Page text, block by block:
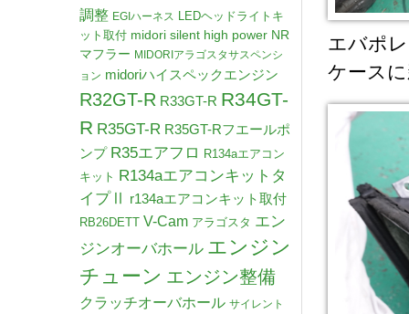
エバポ
ケース
調整 EGIハーネス LEDヘッドライトキ
ット取付 midori silent high power NR
マフラー MIDORIアラゴスタサスペンシ
ョン midoriハイスペックエンジン
R32GT-R R33GT-R R34GT-
R R35GT-R R35GT-Rフエールポ
ンプ R35エアフロ R134aエアコン
キット R134aエアコンキットタ
イプⅡ
r134aエアコンキット取付
RB26DETT V-Cam アラゴスタ エン
ジンオーバホール エンジン
チューン エンジン整備
クラッチオーバホール サイレント